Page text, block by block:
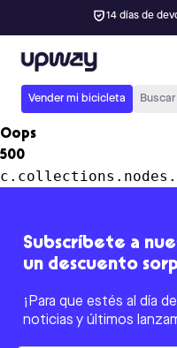
14 días de
Upway
Vender mi bicicleta
Oops
500
Subscríbete a
un descuento
¡Para que estés al día
noticias y últimos